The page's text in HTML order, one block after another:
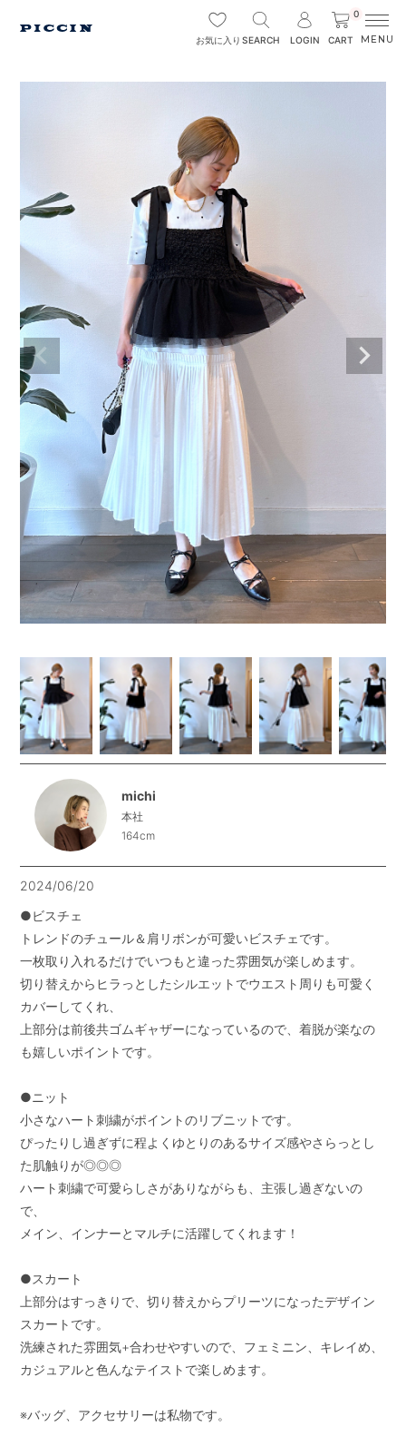
お気に入り SEARCH LOGIN
0
CART
michi
本社
164cm
2024/06/20
●ビスチェ
トレンドのチュール＆肩リボンが可愛いビスチェです。
一枚取り入れるだけでいつもと違った雰囲気が楽しめます。
切り替えからヒラっとしたシルエットでウエスト周りも可愛く
カバーしてくれ、
上部分は前後共ゴムギャザーになっているので、着脱が楽なの
も嬉しいポイントです。
●ニット
小さなハート刺繍がポイントのリブニットです。
ぴったりし過ぎずに程よくゆとりのあるサイズ感やさらっとし
た肌触りが◎◎◎
ハート刺繍で可愛らしさがありながらも、主張し過ぎないの
で、
メイン、インナーとマルチに活躍してくれます！
●スカート
上部分はすっきりで、切り替えからプリーツになったデザイン
スカートです。
洗練された雰囲気+合わせやすいので、フェミニン、キレイめ、
カジュアルと色んなテイストで楽しめます。
※バッグ、アクセサリーは私物です。